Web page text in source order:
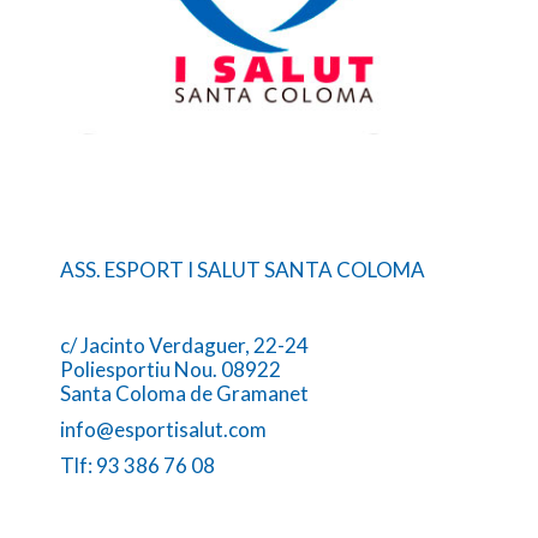
ASS. ESPORT I SALUT SANTA COLOMA
c/ Jacinto Verdaguer, 22-24
Poliesportiu Nou. 08922
Santa Coloma de Gramanet
info@esportisalut.com
Tlf: 93 386 76 08